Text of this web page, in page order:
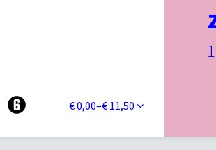
€ 0,00–€ 11,50